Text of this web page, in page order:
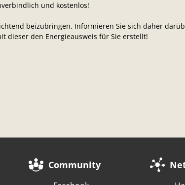
und kostenlos!
beizubringen. Informieren Sie sich daher
dieser den Energieausweis für Sie erstellt!
Community